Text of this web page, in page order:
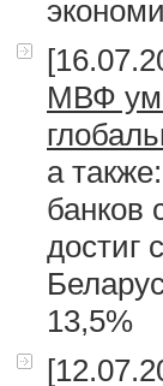
МВФ
а
банков
достиг
13,5%